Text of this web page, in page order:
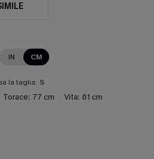
IN CM
la taglia: S
Torace: 77 cm Vita: 61 cm